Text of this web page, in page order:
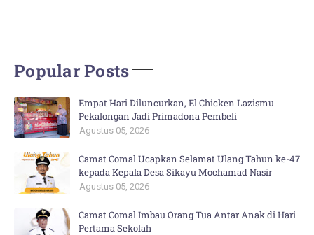
Popular Posts
Empat Hari Diluncurkan, El Chicken Lazismu
Pekalongan Jadi Primadona Pembeli
Agustus 05, 2026
Camat Comal Ucapkan Selamat Ulang Tahun ke-47
kepada Kepala Desa Sikayu Mochamad Nasir
Agustus 05, 2026
Camat Comal Imbau Orang Tua Antar Anak di Hari
Pertama Sekolah